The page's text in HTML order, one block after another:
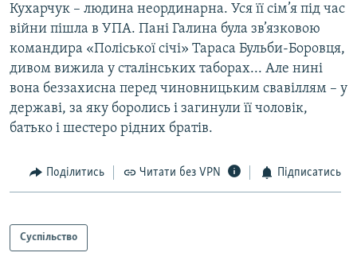
Кухарчук – людина неординарна. Уся її сім’я під час
війни пішла в УПА. Пані Галина була зв’язковою
командира «Поліської січі» Тараса Бульби-Боровця,
дивом вижила у сталінських таборах... Але нині
вона беззахисна перед чиновницьким свавіллям – у
державі, за яку боролись і загинули її чоловік,
батько і шестеро рідних братів.
Поділитись Читати без VPN Підписатись
Суспільство